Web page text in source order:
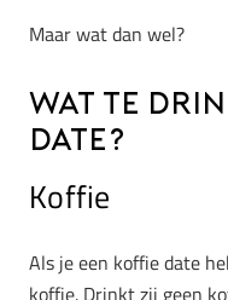
Maar wat dan wel?
Wat te
date?
Koffie
Als je een koffie date
koffie. Drinkt zij geen